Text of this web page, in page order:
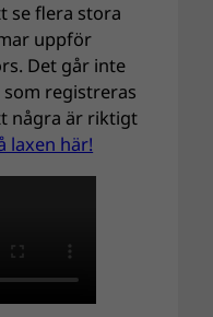
se flera stora
uppför
Det går inte
registreras
några är riktigt
laxen här!